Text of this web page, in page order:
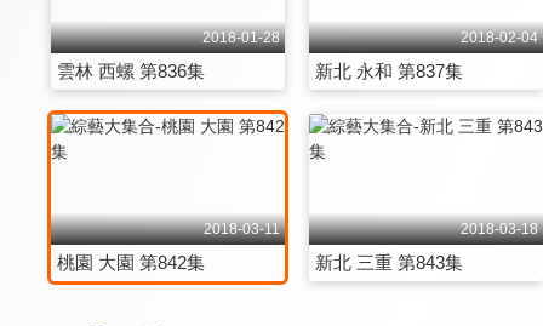
2018-01-28
雲林 西螺 第836集
2018-02-04
新北 永和 第837集
2018-03-11
桃園 大園 第842集
2018-03-18
新北 三重 第843集